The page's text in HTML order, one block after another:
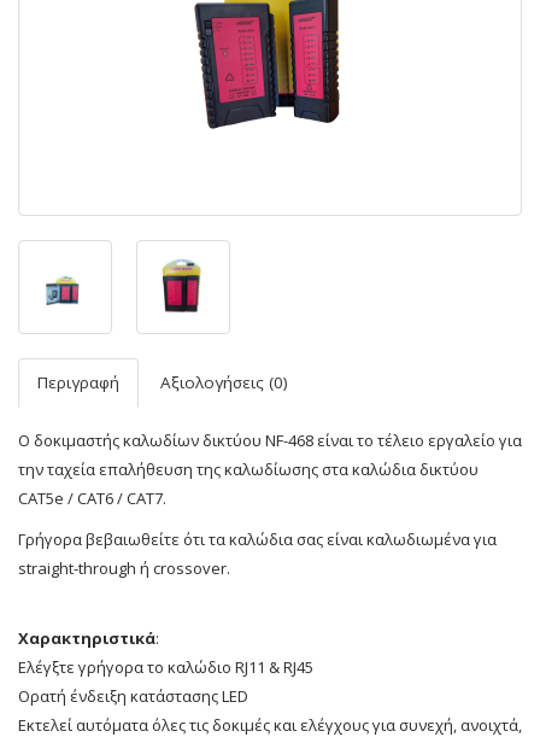
Περιγραφή Αξιολογήσεις (0)
Ο δοκιμαστής καλωδίων δικτύου NF-468 είναι το τέλειο εργαλείο για
την ταχεία επαλήθευση της καλωδίωσης στα καλώδια δικτύου
CAT5e / CAT6 / CAT7.
Γρήγορα βεβαιωθείτε ότι τα καλώδια σας είναι καλωδιωμένα για
straight-through ή crossover.
Χαρακτηριστικά:
Ελέγξτε γρήγορα το καλώδιο RJ11 & RJ45
Ορατή ένδειξη κατάστασης LED
Εκτελεί αυτόματα όλες τις δοκιμές και ελέγχους για συνεχή, ανοιχτά,